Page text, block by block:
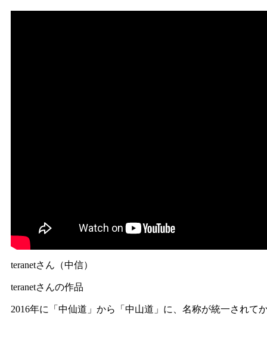
teranetさん（中信）
teranetさんの作品
2016年に「中仙道」から「中山道」に、名称が統一されて